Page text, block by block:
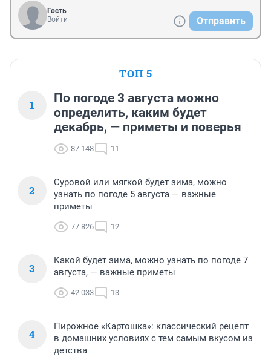
Гость
Войти
Отправить
ТОП 5
1
По погоде 3 августа можно
определить, каким будет
декабрь, — приметы и поверья
87 148 11
2
Суровой или мягкой будет зима, можно
узнать по погоде 5 августа — важные
приметы
77 826 12
3
Какой будет зима, можно узнать по погоде 7
августа, — важные приметы
42 033 13
4
Пирожное «Картошка»: классический рецепт
в домашних условиях с тем самым вкусом из
детства